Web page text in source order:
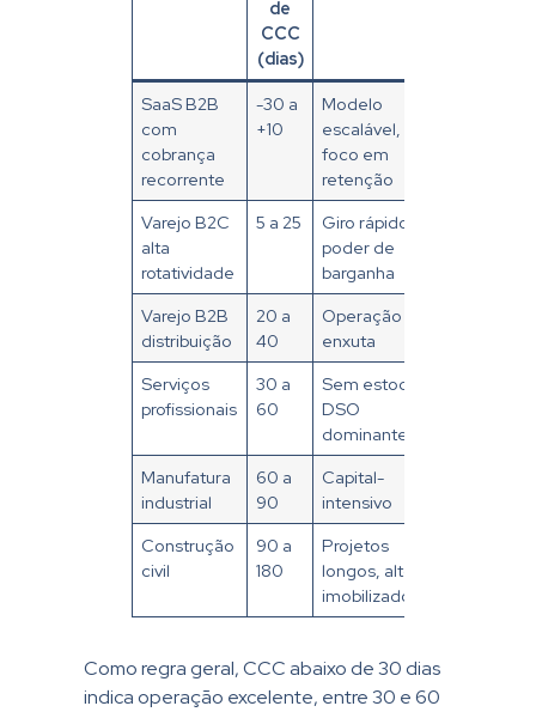
de
CCC
(dias)
SaaS B2B
com
cobrança
recorrente
-30 a
+10
Modelo
escalável,
foco em
retenção
Varejo B2C
alta
rotatividade
5 a 25
Giro rápido,
poder de
barganha
Varejo B2B
distribuição
20 a
40
Operação
enxuta
Serviços
profissionais
30 a
60
Sem estoque,
DSO
dominante
Manufatura
industrial
60 a
90
Capital-
intensivo
Construção
civil
90 a
180
Projetos
longos, alto
imobilizado
Como regra geral, CCC abaixo de 30 dias
indica operação excelente, entre 30 e 60